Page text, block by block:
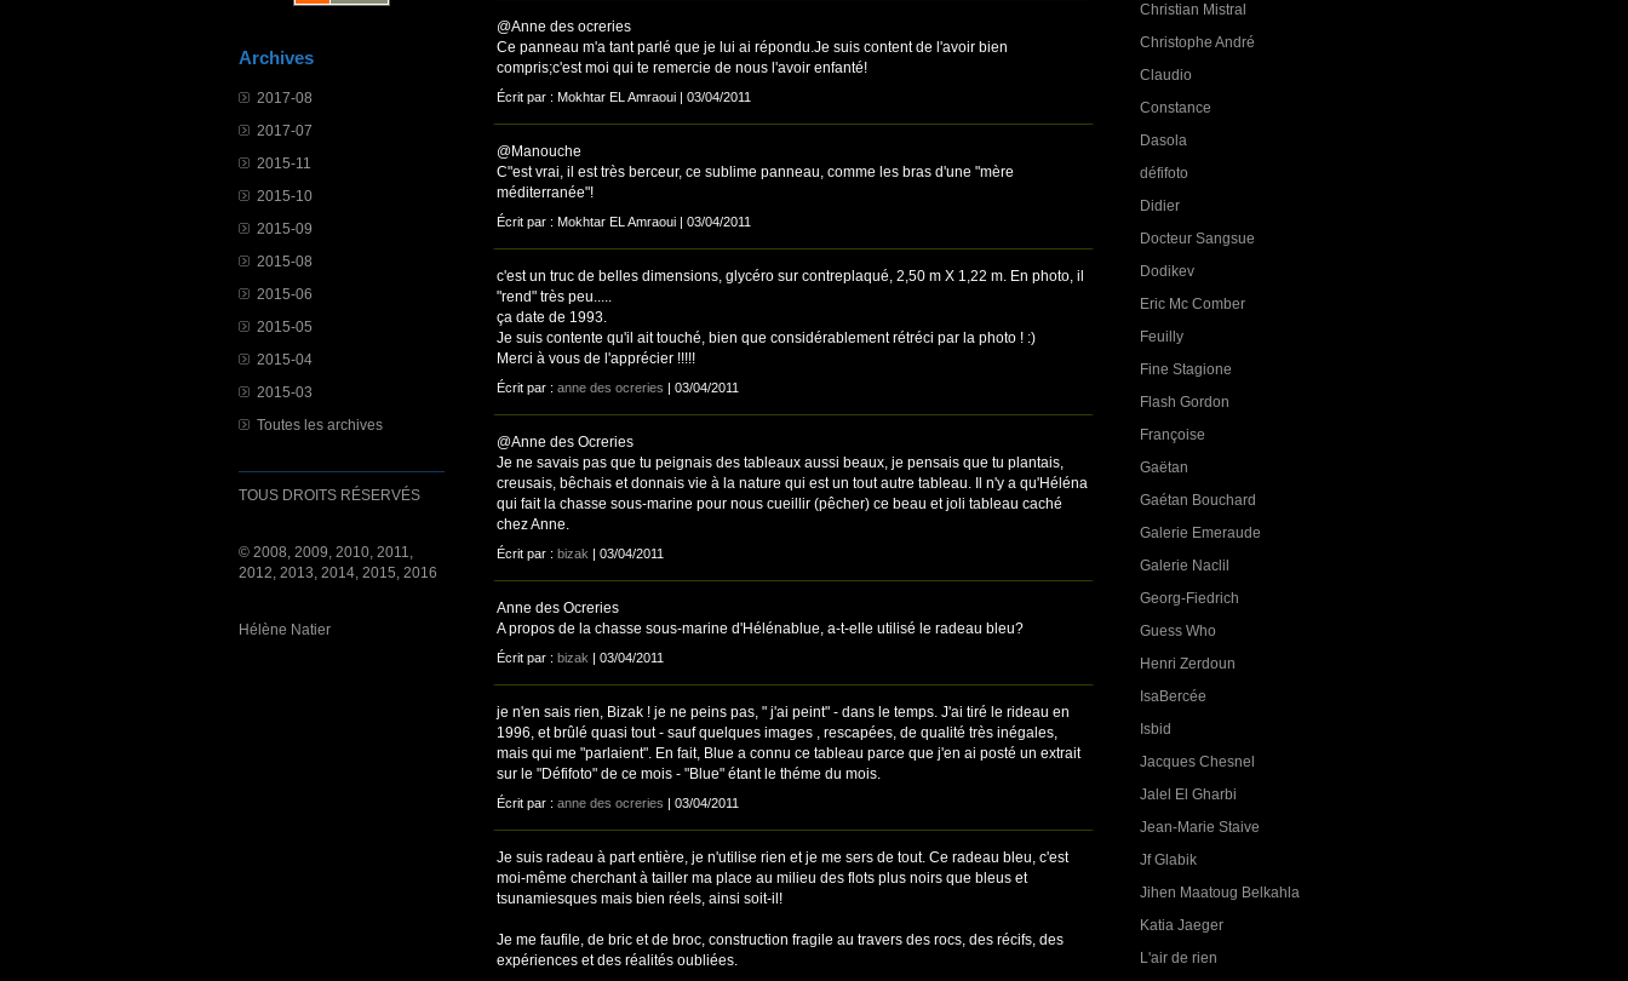
Archives
2017-08
2017-07
2015-11
2015-10
2015-09
2015-08
2015-06
2015-05
2015-04
2015-03
Toutes les archives
TOUS DROITS RÉSERVÉS
© 2008, 2009, 2010, 2011,
2012, 2013, 2014, 2015, 2016
Hélène Natier
Christian Mistral
Christophe André
Claudio
Constance
Dasola
défifoto
Didier
Docteur Sangsue
Dodikev
Eric Mc Comber
Feuilly
Fine Stagione
Flash Gordon
Françoise
Gaëtan
Gaétan Bouchard
Galerie Emeraude
Galerie Naclil
Georg-Fiedrich
Guess Who
Henri Zerdoun
IsaBercée
Isbid
Jacques Chesnel
Jalel El Gharbi
Jean-Marie Staive
Jf Glabik
Jihen Maatoug Belkahla
Katia Jaeger
L'air de rien
@Anne des ocreries
Ce panneau m'a tant parlé que je lui ai répondu.Je suis content de l'avoir bien
compris;c'est moi qui te remercie de nous l'avoir enfanté!
Écrit par : Mokhtar EL Amraoui | 03/04/2011
@Manouche
C"est vrai, il est très berceur, ce sublime panneau, comme les bras d'une "mère
méditerranée"!
Écrit par : Mokhtar EL Amraoui | 03/04/2011
c'est un truc de belles dimensions, glycéro sur contreplaqué, 2,50 m X 1,22 m. En photo, il
"rend" très peu.....
ça date de 1993.
Je suis contente qu'il ait touché, bien que considérablement rétréci par la photo ! :)
Merci à vous de l'apprécier !!!!!
Écrit par : anne des ocreries | 03/04/2011
@Anne des Ocreries
Je ne savais pas que tu peignais des tableaux aussi beaux, je pensais que tu plantais,
creusais, bêchais et donnais vie à la nature qui est un tout autre tableau. Il n'y a qu'Héléna
qui fait la chasse sous-marine pour nous cueillir (pêcher) ce beau et joli tableau caché
chez Anne.
Écrit par : bizak | 03/04/2011
Anne des Ocreries
A propos de la chasse sous-marine d'Hélénablue, a-t-elle utilisé le radeau bleu?
Écrit par : bizak | 03/04/2011
je n'en sais rien, Bizak ! je ne peins pas, " j'ai peint" - dans le temps. J'ai tiré le rideau en
1996, et brûlé quasi tout - sauf quelques images , rescapées, de qualité très inégales,
mais qui me "parlaient". En fait, Blue a connu ce tableau parce que j'en ai posté un extrait
sur le "Défifoto" de ce mois - "Blue" étant le théme du mois.
Écrit par : anne des ocreries | 03/04/2011
Je suis radeau à part entière, je n'utilise rien et je me sers de tout. Ce radeau bleu, c'est
moi-même cherchant à tailler ma place au milieu des flots plus noirs que bleus et
tsunamiesques mais bien réels, ainsi soit-il!
Je me faufile, de bric et de broc, construction fragile au travers des rocs, des récifs, des
expériences et des réalités oubliées.